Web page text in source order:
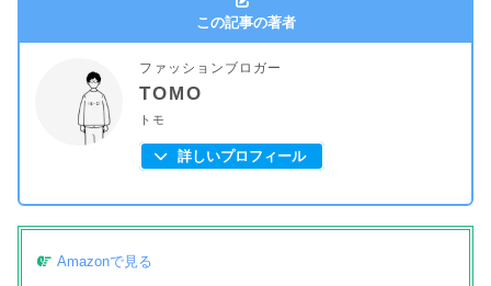
この記事の著者
ファッションブロガー
TOMO
トモ
詳しいプロフィール
Amazonで見る